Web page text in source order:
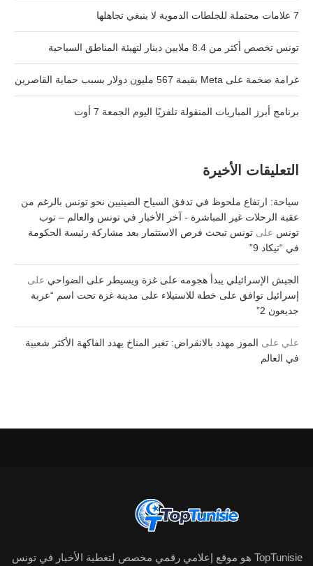
7 علامات محتملة للجلطات الدموية لا ينبغي تجاهلها
تونس تخصص أكثر من 8.4 ملايين دينار لتهيئة المناطق السياحية
غرامة ضخمة على Meta بقيمة 567 مليون دولار بسبب حماية القاصرين
برنامج أبرز المباريات المنقولة تلفزيًا اليوم الجمعة 7 أوت
التعليقات الأخيرة
سياحة: ارتفاع ملحوظ في تدفق السياح الصينيين نحو تونس بالرغم من
عقبة الرحلات غير المباشرة - آخر الأخبار في تونس والعالم – توب
تونس على تونس تبحث فرص الاستثمار بعد مشاركة رئيسة الحكومة
في “تيكاد 9”
الجيش الإسرائيلي يبدأ هجومه على غزة ويسيطر على الضواحي على
إسرائيل توافق على خطة للاستيلاء على مدينة غزة تحت اسم “عربة
جديعون 2”
علي على الموز مهدد بالانقراض: تغير المناخ يهدد الفاكهة الأكثر شعبية
في العالم
TopTunisie هو موقع إعلامي رقمي مخصص لتغطية الأخبار في تونس